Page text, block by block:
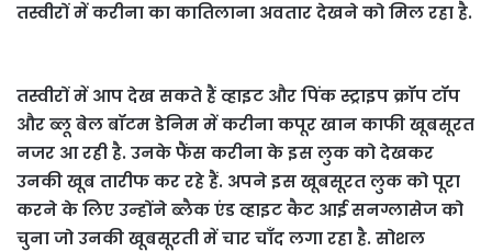
तस्वीरों में करीना का कातिलाना अवतार देखने को मिल रहा है.
तस्वीरों में आप देख सकते हैं व्हाइट और पिंक स्ट्राइप क्रॉप टॉप
और ब्लू बेल बॉटम डेनिम में करीना कपूर खान काफी खूबसूरत
नजर आ रही है. उनके फैंस करीना के इस लुक को देखकर
उनकी खूब तारीफ कर रहे हैं. अपने इस खूबसूरत लुक को पूरा
करने के लिए उन्होंने ब्लैक एंड व्हाइट कैट आई सनग्लासेज को
चुना जो उनकी खूबसूरती में चार चाँद लगा रहा है. सोशल